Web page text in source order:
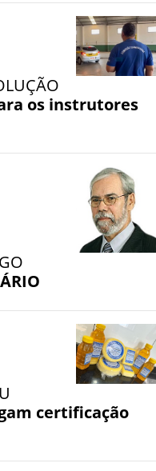
os instrutores
certificação